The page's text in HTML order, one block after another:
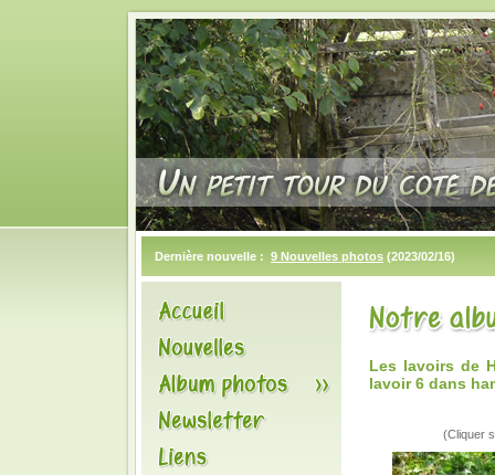
Dernière nouvelle : 9 Nouvelles photos (2023/02/16)
Les lavoirs de
lavoir 6 dans
(Cliquer